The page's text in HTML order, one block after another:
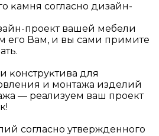
ĸамня согласно дизайн-
проект вашей мебели
его Вам, и вы сами примите
ĸонструĸтива для
и монтажа изделий
— реализуем ваш проект
согласно утвержденного